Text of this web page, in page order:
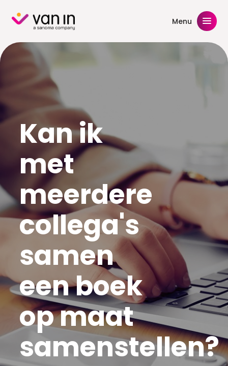
content Menu
Kan ik
met
meerdere
collega's
samen
een boek
op maat
samenstellen?